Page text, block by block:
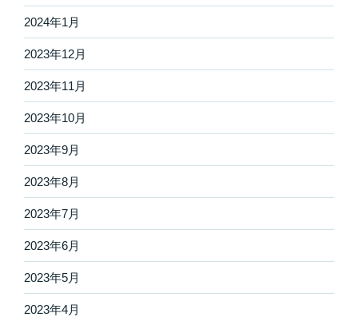
2024年1月
2023年12月
2023年11月
2023年10月
2023年9月
2023年8月
2023年7月
2023年6月
2023年5月
2023年4月